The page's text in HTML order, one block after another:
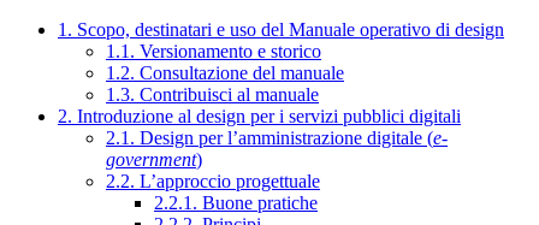
1. Scopo, destinatari e uso del Manuale operativo di design
1.1. Versionamento e storico
1.2. Consultazione del manuale
1.3. Contribuisci al manuale
2. Introduzione al design per i servizi pubblici digitali
2.1. Design per l’amministrazione digitale (e-
government)
2.2. L’approccio progettuale
2.2.1. Buone pratiche